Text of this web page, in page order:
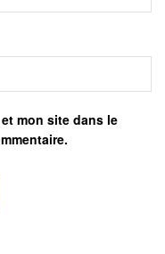
mon site dans le